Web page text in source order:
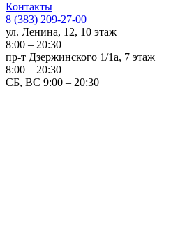
Контакты
8 (383) 209-27-00
ул. Ленина, 12, 10 этаж
8:00 – 20:30
пр-т Дзержинского 1/1а, 7 этаж
8:00 – 20:30
СБ, ВС 9:00 – 20:30